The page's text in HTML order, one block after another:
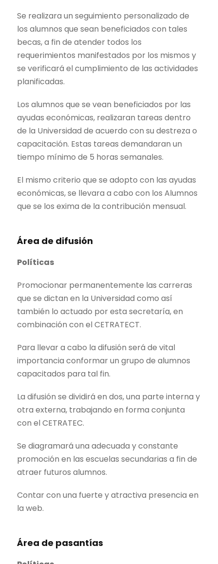
Se realizara un seguimiento personalizado de
los alumnos que sean beneficiados con tales
becas, a fin de atender todos los
requerimientos manifestados por los mismos y
se verificará el cumplimiento de las actividades
planificadas.
Los alumnos que se vean beneficiados por las
ayudas económicas, realizaran tareas dentro
de la Universidad de acuerdo con su destreza o
capacitación. Estas tareas demandaran un
tiempo mínimo de 5 horas semanales.
El mismo criterio que se adopto con las ayudas
económicas, se llevara a cabo con los Alumnos
que se los exima de la contribución mensual.
Área de difusión
Políticas
Promocionar permanentemente las carreras
que se dictan en la Universidad como así
también lo actuado por esta secretaría, en
combinación con el CETRATECT.
Para llevar a cabo la difusión será de vital
importancia conformar un grupo de alumnos
capacitados para tal fin.
La difusión se dividirá en dos, una parte interna y
otra externa, trabajando en forma conjunta
con el CETRATEC.
Se diagramará una adecuada y constante
promoción en las escuelas secundarias a fin de
atraer futuros alumnos.
Contar con una fuerte y atractiva presencia en
la web.
Área de pasantías